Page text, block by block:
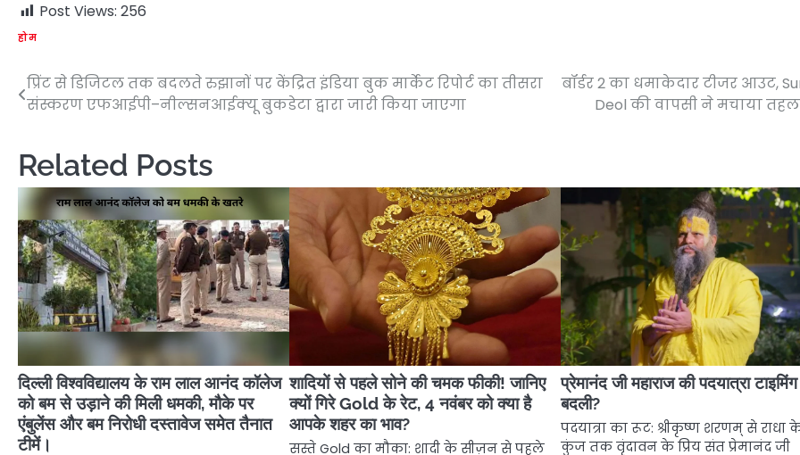
Post Views: 256
होम
Post
प्रिंट से डिजिटल तक बदलते रुझानों पर केंद्रित इंडिया बुक मार्केट रिपोर्ट का तीसरा
संस्करण एफआईपी–नील्सनआईक्यू बुकडेटा द्वारा जारी किया जाएगा
बॉर्डर 2 का धमाकेदार टीजर आउट,
Deol की वापसी ने मचाया
Related Posts
दिल्ली विश्वविद्यालय के राम लाल आनंद कॉलेज
को बम से उड़ाने की मिली धमकी, मौके पर
एंबुलेंस और बम निरोधी दस्तावेज समेत तैनात
टीमें।
शादियों से पहले सोने की चमक फीकी! जानिए
क्यों गिरे Gold के रेट, 4 नवंबर को क्या है
आपके शहर का भाव?
सस्ते Gold का मौका: शादी के सीज़न से पहले
प्रेमानंद जी महाराज की पदयात्रा
बदली?
पदयात्रा का रूट: श्रीकृष्ण शरणम् से राधा
कुंज तक वृंदावन के प्रिय संत प्रेमानंद जी